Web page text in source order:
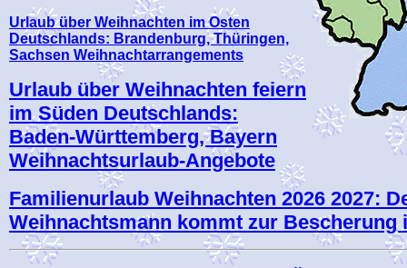
Urlaub über Weihnachten im Osten
Deutschlands: Brandenburg, Thüringen,
Sachsen Weihnachtarrangements
Urlaub über Weihnachten feiern
im Süden Deutschlands:
Baden-Württemberg, Bayern
Weihnachtsurlaub-Angebote
Familienurlaub Weihnachten 2026 2027:
Weihnachtsmann kommt zur Bescherung